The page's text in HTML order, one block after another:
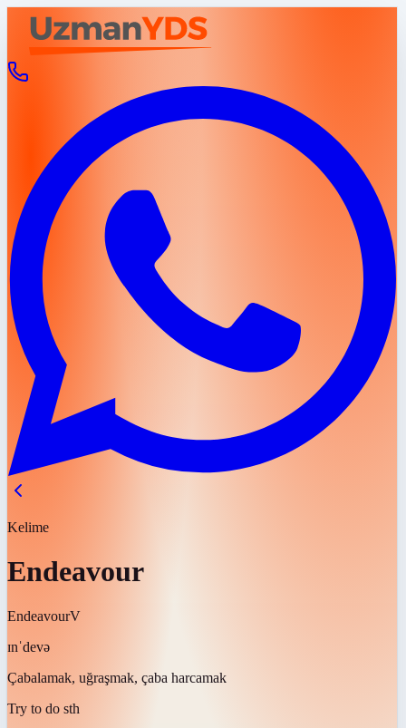
Kelime
Endeavour
EndeavourV
ɪnˈdevə
Çabalamak, uğraşmak, çaba harcamak
Try to do sth